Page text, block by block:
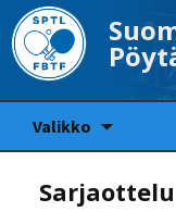
Valikko
Sarjaottelu